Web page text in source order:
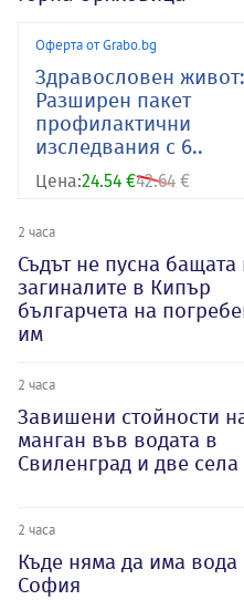
Оферта от Grabo.bg
Здравословен живот:
Разширен пакет
профилактични
изследвания с 6..
Цена:24.54 €42.64 €
2 часа
Съдът не пусна бащата
загиналите в Кипър
българчета на
им
2 часа
Завишени стойности
манган във водата в
Свиленград и две села
2 часа
Къде няма да има вода
София